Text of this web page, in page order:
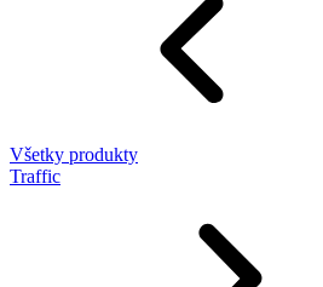
Všetky produkty
Traffic